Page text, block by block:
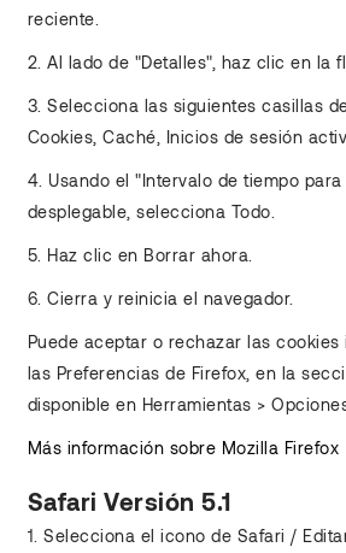
reciente.
2. Al lado de "Detalles", haz clic en la
3. Selecciona las siguientes casillas
Cookies, Caché, Inicios de sesión
4. Usando el "Intervalo de tiempo
desplegable, selecciona Todo.
5. Haz clic en Borrar ahora.
6. Cierra y reinicia el navegador.
Puede aceptar o rechazar las
las Preferencias de Firefox, en la
disponible en Herramientas >
Más información sobre Mozilla Firefox
Safari Versión 5.1
1. Selecciona el icono de Safari /